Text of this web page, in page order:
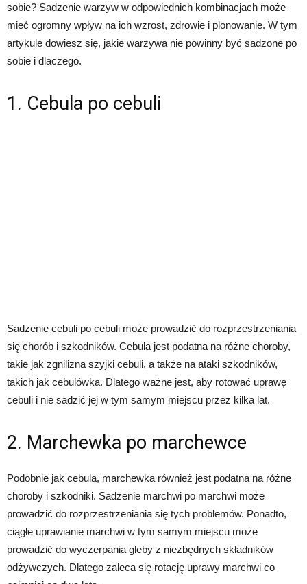
sobie? Sadzenie warzyw w odpowiednich kombinacjach może
mieć ogromny wpływ na ich wzrost, zdrowie i plonowanie. W tym
artykule dowiesz się, jakie warzywa nie powinny być sadzone po
sobie i dlaczego.
1. Cebula po cebuli
Sadzenie cebuli po cebuli może prowadzić do rozprzestrzeniania
się chorób i szkodników. Cebula jest podatna na różne choroby,
takie jak zgnilizna szyjki cebuli, a także na ataki szkodników,
takich jak cebulówka. Dlatego ważne jest, aby rotować uprawę
cebuli i nie sadzić jej w tym samym miejscu przez kilka lat.
2. Marchewka po marchewce
Podobnie jak cebula, marchewka również jest podatna na różne
choroby i szkodniki. Sadzenie marchwi po marchwi może
prowadzić do rozprzestrzeniania się tych problemów. Ponadto,
ciągłe uprawianie marchwi w tym samym miejscu może
prowadzić do wyczerpania gleby z niezbędnych składników
odżywczych. Dlatego zaleca się rotację uprawy marchwi co